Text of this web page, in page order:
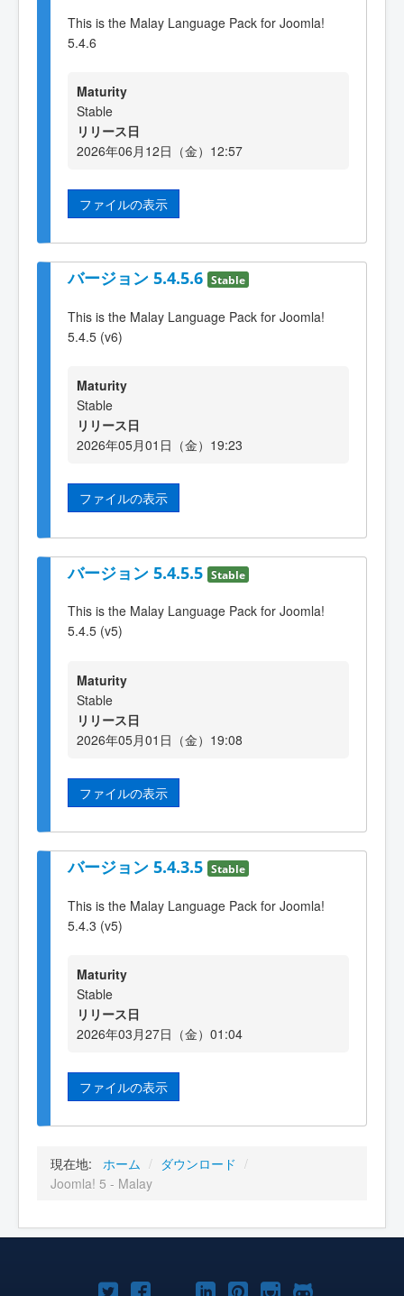
This is the Malay Language Pack for Joomla!
5.4.6
Maturity
Stable
リリース日
2026年06月12日（金）12:57
ファイルの表示
バージョン 5.4.5.6 Stable
This is the Malay Language Pack for Joomla!
5.4.5 (v6)
Maturity
Stable
リリース日
2026年05月01日（金）19:23
ファイルの表示
バージョン 5.4.5.5 Stable
This is the Malay Language Pack for Joomla!
5.4.5 (v5)
Maturity
Stable
リリース日
2026年05月01日（金）19:08
ファイルの表示
バージョン 5.4.3.5 Stable
This is the Malay Language Pack for Joomla!
5.4.3 (v5)
Maturity
Stable
リリース日
2026年03月27日（金）01:04
ファイルの表示
現在地: ホーム / ダウンロード /
Joomla! 5 - Malay